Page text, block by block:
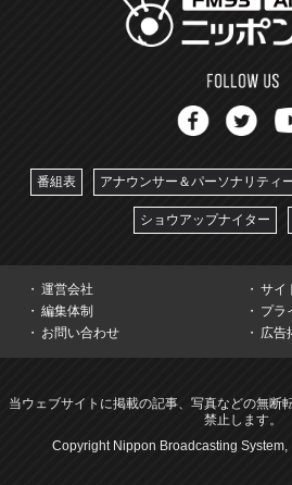
番組表 アナウンサー＆パーソナリティ
ショウアップナイター
運営会社
サイ
編集体制
プラ
お問い合わせ
広告
当ウェブサイトに掲載の記事、写真などの無断
禁止します。
Copyright Nippon Broadcasting System,